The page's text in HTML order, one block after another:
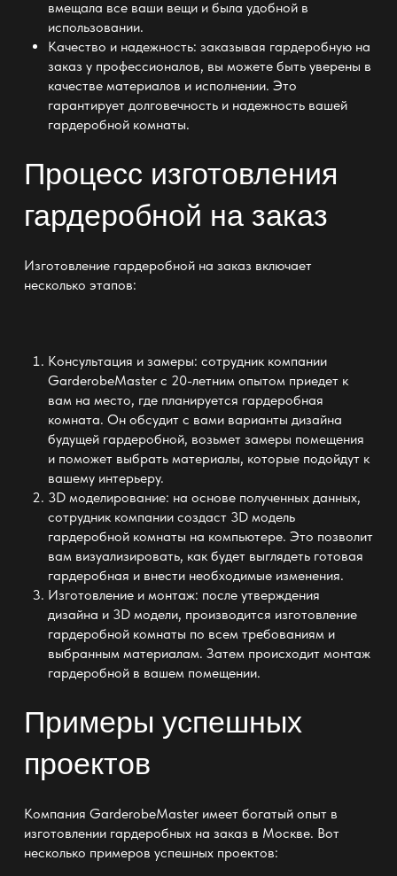
вмещала все ваши вещи и была удобной в
использовании.
Качество и надежность: заказывая гардеробную на
заказ у профессионалов, вы можете быть уверены в
качестве материалов и исполнении. Это
гарантирует долговечность и надежность вашей
гардеробнойкомнаты.
Процесс изготовления
гардеробной на заказ
Изготовление гардеробной на заказ включает
несколько этапов:
Консультация и замеры: сотрудник компании
GarderobeMasterс 20-летним опытом приедет к
вам на место, где планируется гардеробная
комната. Он обсудит с вами варианты дизайна
будущей гардеробной, возьмет замеры помещения
и поможет выбрать материалы, которые подойдут к
вашему интерьеру.
3D моделирование: на основе полученных данных,
сотрудник компании создаст 3D модель
гардеробной комнаты на компьютере. Это позволит
вам визуализировать, как будет выглядеть готовая
гардеробная и внести необходимые изменения.
Изготовление и монтаж: после утверждения
дизайна и 3D модели, производится изготовление
гардеробной комнаты по всем требованиям и
выбранным материалам. Затем происходит монтаж
гардеробнойв вашем помещении.
Примеры успешных
проектов
Компания GarderobeMaster имеет богатый опыт в
изготовлении гардеробных на заказ в Москве. Вот
несколько примеров успешныхпроектов: